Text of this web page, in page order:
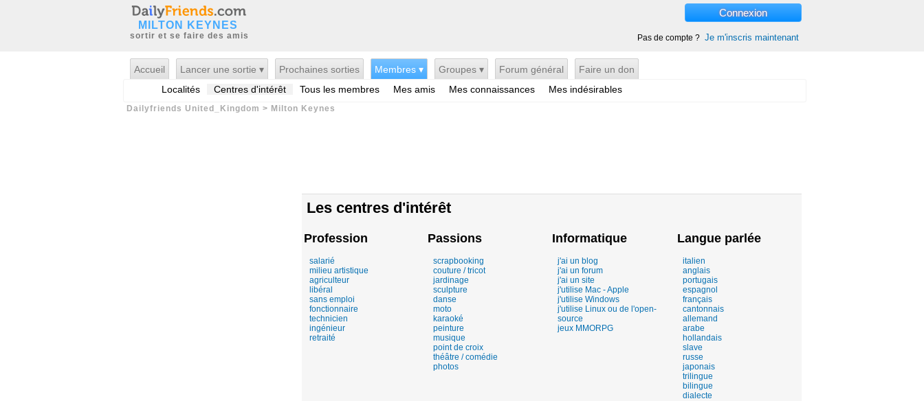
MILTON KEYNES
sortir et se faire des amis
Connexion
Pas de compte ? Je m'inscris maintenant
Accueil Lancer une sortie ▾ Prochaines sorties
Membres ▾
Localités
Centres d'intérêt Tous les membres Mes amis Mes connaissances Mes indésirables
Groupes ▾ Forum général Faire un don
Dailyfriends United_Kingdom > Milton Keynes
Les centres d'intérêt
Profession
salarié
milieu artistique
agriculteur
libéral
sans emploi
fonctionnaire
technicien
ingénieur
retraité
Passions
scrapbooking
couture / tricot
jardinage
sculpture
danse
moto
karaoké
peinture
musique
point de croix
théâtre / comédie
photos
Informatique
j'ai un blog
j'ai un forum
j'ai un site
j'utilise Mac - Apple
j'utilise Windows
j'utilise Linux ou de l'open-
source
jeux MMORPG
Langue parlée
italien
anglais
portugais
espagnol
français
cantonnais
allemand
arabe
hollandais
slave
russe
japonais
trilingue
bilingue
dialecte